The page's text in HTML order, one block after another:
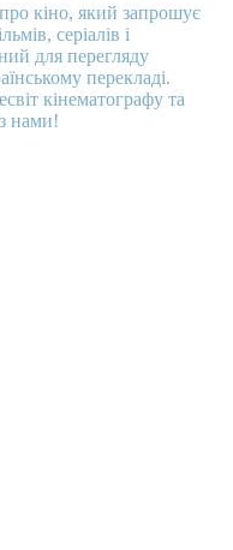
кіно, який запрошує
серіалів і
для перегляду
перекладі.
кінематографу та
нами!